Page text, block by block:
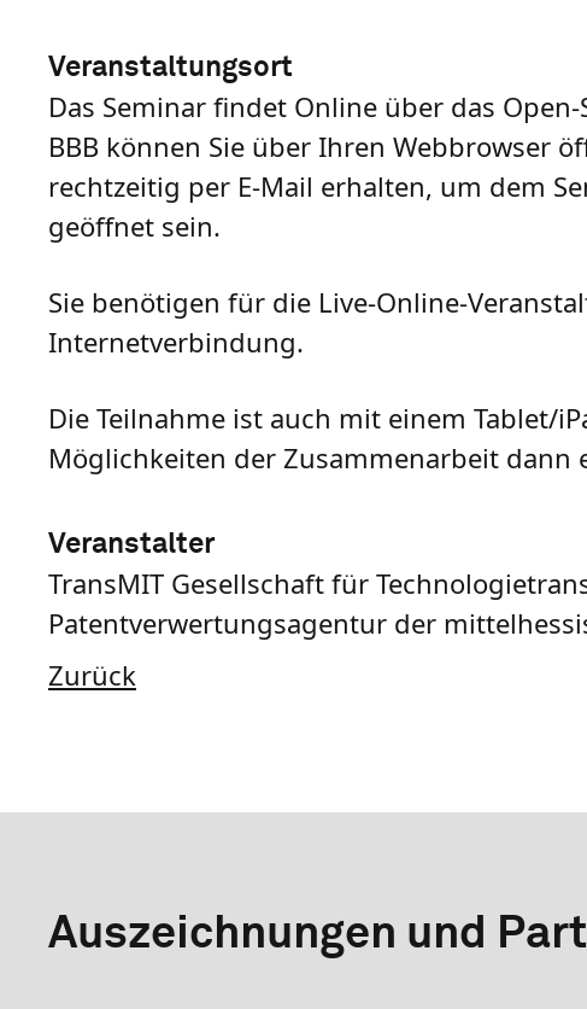
Veranstaltungsort
Das Seminar findet Online über das
BBB können Sie über Ihren Webbrowser
rechtzeitig per E-Mail erhalten, um dem
geöffnet sein.
Sie benötigen für die Live-Online-
Internetverbindung.
Die Teilnahme ist auch mit einem Tablet/
Möglichkeiten der Zusammenarbeit dann
Veranstalter
TransMIT Gesellschaft für
Patentverwertungsagentur der
Zurück
Auszeichnungen und